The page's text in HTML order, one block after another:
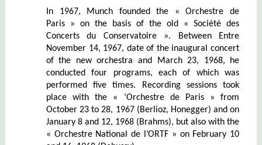
In 1967, Munch founded the « Orchestre de
Paris » on the basis of the old « Société des
Concerts du Conservatoire ». Between Entre
November 14, 1967, date of the inaugural concert
of the new orchestra and March 23, 1968, he
conducted four programs, each of which was
performed five times. Recording sessions took
place with the « ‘Orchestre de Paris » from
October 23 to 28, 1967 (Berlioz, Honegger) and on
January 8 and 12, 1968 (Brahms), but also with the
« Orchestre National de l’ORTF » on February 10